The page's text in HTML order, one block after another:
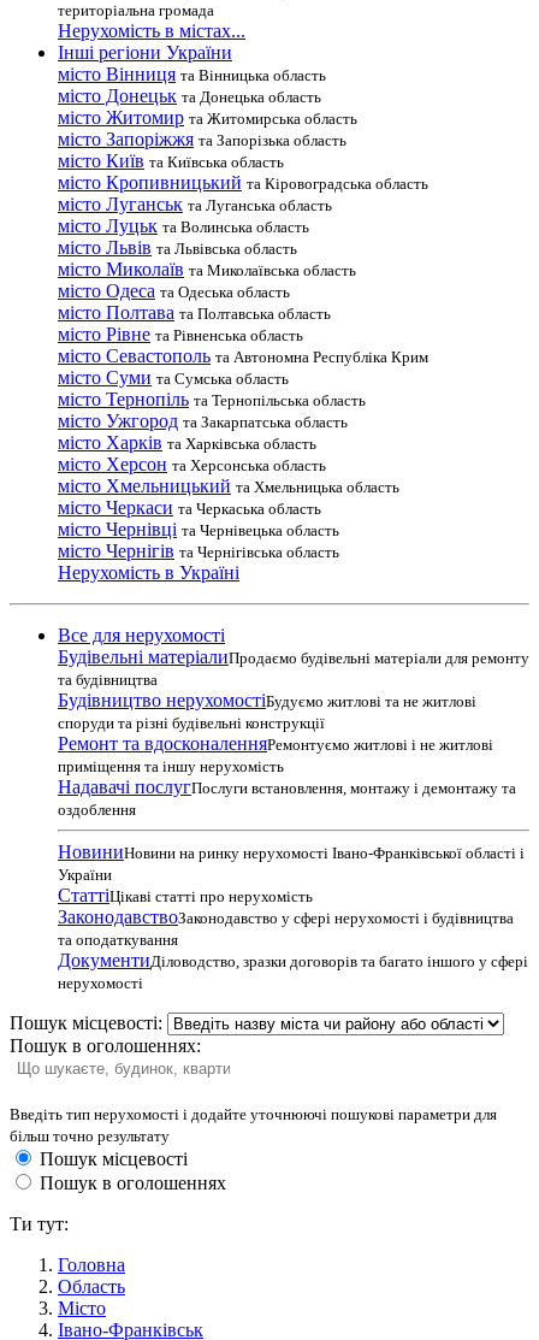
територіальна громада
Нерухомість в містах...
Інші регіони України
місто Вінниця та Вінницька область
місто Донецьк та Донецька область
місто Житомир та Житомирська область
місто Запоріжжя та Запорізька область
місто Київ та Київська область
місто Кропивницький та Кіровоградська область
місто Луганськ та Луганська область
місто Луцьк та Волинська область
місто Львів та Львівська область
місто Миколаїв та Миколаївська область
місто Одеса та Одеська область
місто Полтава та Полтавська область
місто Рівне та Рівненська область
місто Севастополь та Автономна Республіка Крим
місто Суми та Сумська область
місто Тернопіль та Тернопільська область
місто Ужгород та Закарпатська область
місто Харків та Харківська область
місто Херсон та Херсонська область
місто Хмельницький та Хмельницька область
місто Черкаси та Черкаська область
місто Чернівці та Чернівецька область
місто Чернігів та Чернігівська область
Нерухомість в Україні
Все для нерухомості
Будівельні матеріалиПродаємо будівельні матеріали для ремонту
та будівництва
Будівництво нерухомостіБудуємо житлові та не житлові
споруди та різні будівельні конструкції
Ремонт та вдосконаленняРемонтуємо житлові і не житлові
приміщення та іншу нерухомість
Надавачі послугПослуги встановлення, монтажу і демонтажу та
оздоблення
НовиниНовини на ринку нерухомості Івано-Франківської області і
України
СтаттіЦікаві статті про нерухомість
ЗаконодавствоЗаконодавство у сфері нерухомості і будівництва
та оподаткування
ДокументиДіловодство, зразки договорів та багато іншого у сфері
нерухомості
Пошук місцевості:
Пошук в оголошеннях:
Введіть тип нерухомості і додайте уточнюючі пошукові параметри для
більш точно результату
Пошук місцевості
Пошук в оголошеннях
Ти тут:
Головна
Область
Місто
Івано-Франківськ